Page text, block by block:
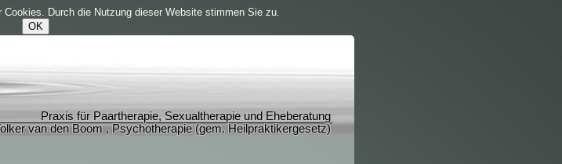
Durch die Nutzung dieser Website stimmen Sie zu.
OK
Praxis für Paartherapie, Sexualtherapie und Eheberatung
van den Boom , Psychotherapie (gem. Heilpraktikergesetz)